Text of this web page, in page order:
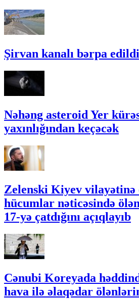
Şirvan kanalı bərpa
Nəhəng asteroid Yer
yaxınlığından keçəcək
Zelenski Kiyev vilayətinə
hücumlar nəticəsində
17-yə çatdığını açıqlayıb
Cənubi Koreyada
hava ilə əlaqədar